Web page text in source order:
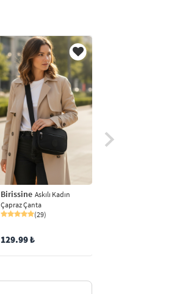
Birissine Askılı Kadın
Çapraz Çanta
(29)
129.99 ₺